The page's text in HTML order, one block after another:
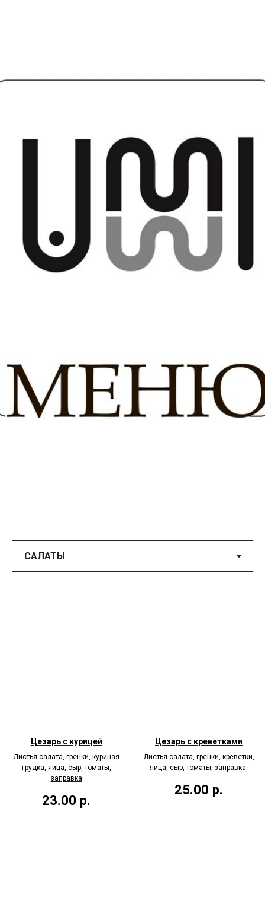
Цезарь с курицей
Листья салата, гренки, куриная
грудка, яйца, сыр, томаты,
заправка
23.00 р.
Цезарь с креветками
Листья салата, гренки, креветки,
яйца, сыр, томаты, заправка
25.00 р.